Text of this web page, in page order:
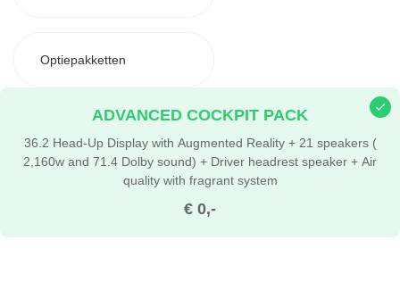
Optiepakketten
€ 0,-
ADVANCED COCKPIT PACK
36.2 Head-Up Display with Augmented Reality + 21 speakers (
2,160w and 71.4 Dolby sound) + Driver headrest speaker + Air
quality with fragrant system